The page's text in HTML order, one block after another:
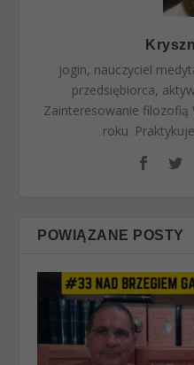
jogin, nauczyciel
przedsiębiorca,
Zainteresowanie filozofią
roku.
POWIĄZANE POSTY